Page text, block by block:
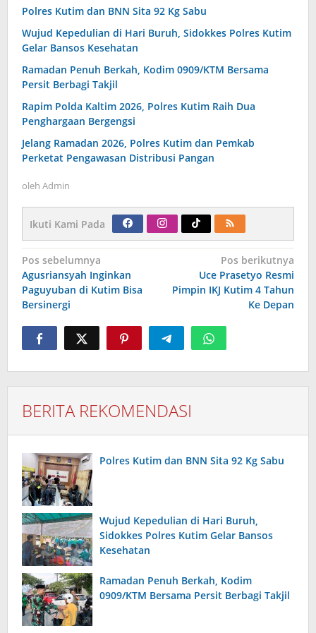
Polres Kutim dan BNN Sita 92 Kg Sabu
Wujud Kepedulian di Hari Buruh, Sidokkes Polres Kutim
Gelar Bansos Kesehatan
Ramadan Penuh Berkah, Kodim 0909/KTM Bersama
Persit Berbagi Takjil
Rapim Polda Kaltim 2026, Polres Kutim Raih Dua
Penghargaan Bergengsi
Jelang Ramadan 2026, Polres Kutim dan Pemkab
Perketat Pengawasan Distribusi Pangan
oleh Admin
Ikuti Kami Pada
Navigasi
pos
Pos sebelumnya
Agusriansyah Inginkan
Paguyuban di Kutim Bisa
Bersinergi
Pos berikutnya
Uce Prasetyo Resmi
Pimpin IKJ Kutim 4 Tahun
Ke Depan
BERITA REKOMENDASI
Polres Kutim dan BNN Sita 92 Kg Sabu
Wujud Kepedulian di Hari Buruh,
Sidokkes Polres Kutim Gelar Bansos
Kesehatan
Ramadan Penuh Berkah, Kodim
0909/KTM Bersama Persit Berbagi Takjil